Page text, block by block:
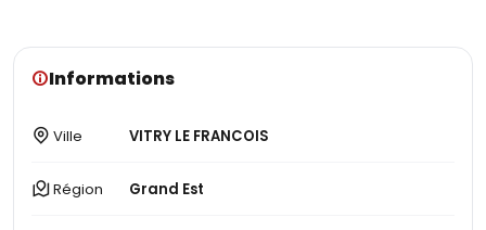
Informations
Ville VITRY LE FRANCOIS
Région Grand Est